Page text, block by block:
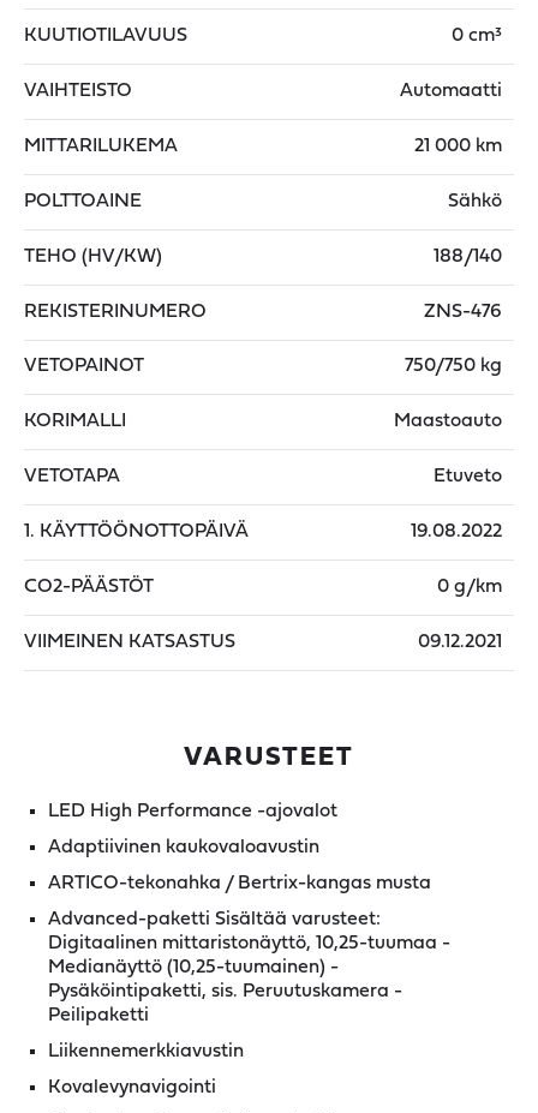
KUUTIOTILAVUUS 0 cm³
VAIHTEISTO Automaatti
MITTARILUKEMA 21 000 km
POLTTOAINE Sähkö
TEHO (HV/KW) 188/140
REKISTERINUMERO ZNS-476
VETOPAINOT 750/750 kg
KORIMALLI Maastoauto
VETOTAPA Etuveto
1. KÄYTTÖÖNOTTOPÄIVÄ 19.08.2022
CO2-PÄÄSTÖT 0 g/km
VIIMEINEN KATSASTUS 09.12.2021
VARUSTEET
LED High Performance -ajovalot
Adaptiivinen kaukovaloavustin
ARTICO-tekonahka / Bertrix-kangas musta
Advanced-paketti Sisältää varusteet:
Digitaalinen mittaristonäyttö, 10,25-tuumaa -
Medianäyttö (10,25-tuumainen) -
Pysäköintipaketti, sis. Peruutuskamera -
Peilipaketti
Liikennemerkkiavustin
Kovalevynavigointi